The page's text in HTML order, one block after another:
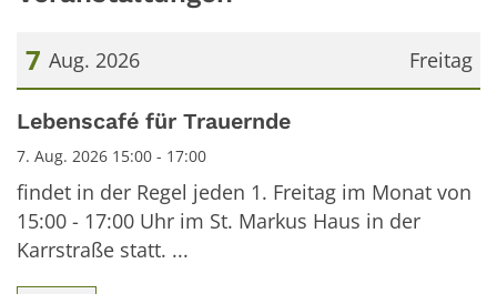
Freitag
7 Aug. 2026
Datum: 7. August 2026
Lebenscafé für Trauernde
7. Aug. 2026 15:00 - 17:00
findet in der Regel jeden 1. Freitag im Monat von
15:00 - 17:00 Uhr im St. Markus Haus in der
Karrstraße statt. ...